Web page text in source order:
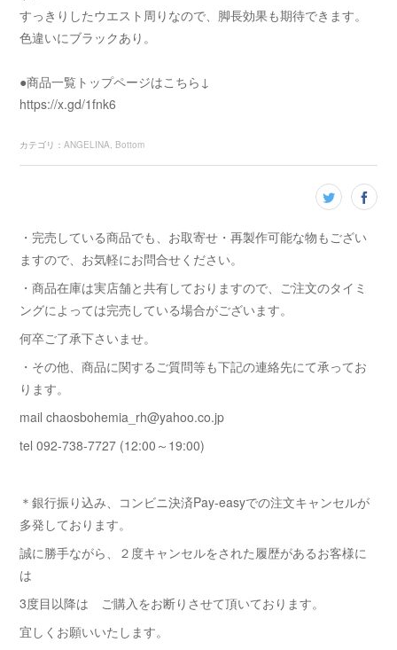
すっきりしたウエスト周りなので、脚長効果も期待できます。
色違いにブラックあり。
●商品一覧トップページはこちら↓
https://x.gd/1fnk6
カテゴリ ：ANGELINA Bottom
・完売している商品でも、お取寄せ・再製作可能な物もござい
ますので、お気軽にお問合せください。
・商品在庫は実店舗と共有しておりますので、ご注文のタイミ
ングによっては完売している場合がございます。
何卒ご了承下さいませ。
・その他、商品に関するご質問等も下記の連絡先にて承ってお
ります。
mail chaosbohemia_rh@yahoo.co.jp
tel 092-738-7727 (12:00～19:00)
＊銀行振り込み、コンビニ決済Pay-easyでの注文キャンセルが
多発しております。
誠に勝手ながら、２度キャンセルをされた履歴があるお客様に
は
3度目以降は ご購入をお断りさせて頂いております。
宜しくお願いいたします。